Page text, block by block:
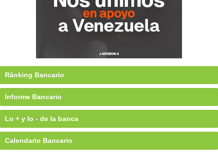
Ránking Bancario
Informe Bancario
Lo + y lo - de la banca
Calendario Bancario